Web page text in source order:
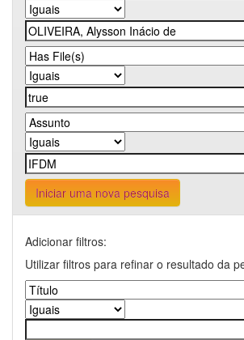
Iniciar uma nova pesquisa
Adicionar filtros:
Utilizar filtros para refinar o resultado da